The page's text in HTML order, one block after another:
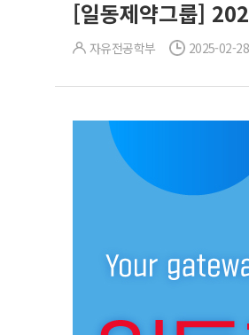
[일동제약그룹]
자유전공학부 2025-02-28